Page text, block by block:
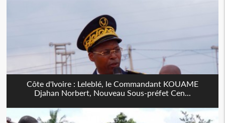
Côte d'Ivoire : Leleblé, le Commandant KOUAME
Djahan Norbert, Nouveau Sous-préfet Cen...